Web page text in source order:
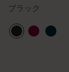
ブラック